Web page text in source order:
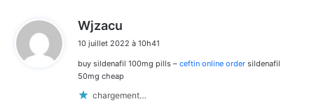
Wjzacu
t
:
10 juillet 2022 à 10h41
buy sildenafil 100mg pills – ceftin online order sildenafil
50mg cheap
chargement…